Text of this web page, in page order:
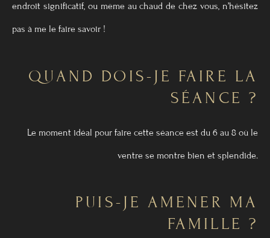
endroit significatif, ou même au chaud de chez vous, n’hésitez
pas à me le faire savoir !
QUAND DOIS-JE FAIRE LA
SÉANCE ?
Le moment idéal pour faire cette séance est du 6 au 8 où le
ventre se montre bien et splendide.
PUIS-JE AMENER MA
FAMILLE ?